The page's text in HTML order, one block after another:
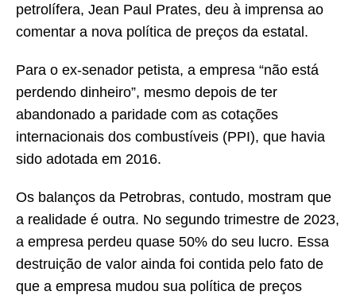
petrolífera, Jean Paul Prates, deu à imprensa ao
comentar a nova política de preços da estatal.
Para o ex-senador petista, a empresa “não está
perdendo dinheiro”, mesmo depois de ter
abandonado a paridade com as cotações
internacionais dos combustíveis (PPI), que havia
sido adotada em 2016.
Os balanços da Petrobras, contudo, mostram que
a realidade é outra. No segundo trimestre de 2023,
a empresa perdeu quase 50% do seu lucro. Essa
destruição de valor ainda foi contida pelo fato de
que a empresa mudou sua política de preços